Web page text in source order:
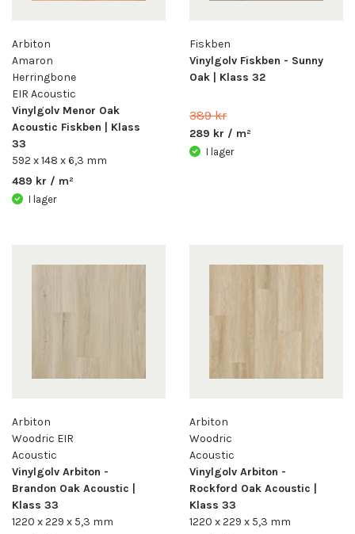
Arbiton
Amaron
Herringbone
EIR Acoustic
Vinylgolv Menor Oak
Acoustic Fiskben | Klass
33
592 x 148 x 6,3 mm
489 kr / m²
I lager
Fiskben
Vinylgolv Fiskben - Sunny
Oak | Klass 32
389 kr
289 kr / m²
I lager
Arbiton
Woodric EIR
Acoustic
Vinylgolv Arbiton -
Brandon Oak Acoustic |
Klass 33
1220 x 229 x 5,3 mm
Arbiton
Woodric
Acoustic
Vinylgolv Arbiton -
Rockford Oak Acoustic |
Klass 33
1220 x 229 x 5,3 mm